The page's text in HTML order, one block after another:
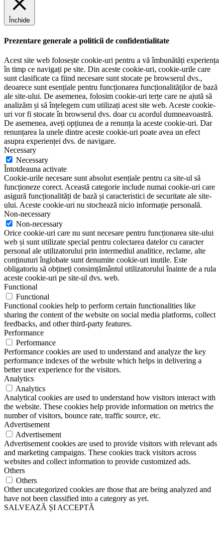
Închide
Prezentare generale a politicii de confidentialitate
Acest site web folosește cookie-uri pentru a vă îmbunătăți experiența
în timp ce navigați pe site. Din aceste cookie-uri, cookie-urile care
sunt clasificate ca fiind necesare sunt stocate pe browserul dvs.,
deoarece sunt esențiale pentru funcționarea funcționalităților de bază
ale site-ului. De asemenea, folosim cookie-uri terțe care ne ajută să
analizăm și să înțelegem cum utilizați acest site web. Aceste cookie-
uri vor fi stocate în browserul dvs. doar cu acordul dumneavoastră.
De asemenea, aveți opțiunea de a renunța la aceste cookie-uri. Dar
renunțarea la unele dintre aceste cookie-uri poate avea un efect
asupra experienței dvs. de navigare.
Necessary
Necessary
Întotdeauna activate
Cookie-urile necesare sunt absolut esențiale pentru ca site-ul să
funcționeze corect. Această categorie include numai cookie-uri care
asigură funcționalități de bază și caracteristici de securitate ale site-
ului. Aceste cookie-uri nu stochează nicio informație personală.
Non-necessary
Non-necessary
Orice cookie-uri care nu sunt necesare pentru funcționarea site-ului
web și sunt utilizate special pentru colectarea datelor cu caracter
personal ale utilizatorului prin intermediul analitice, reclame, alte
conținuturi înglobate sunt denumite cookie-uri inutile. Este
obligatoriu să obțineți consimțământul utilizatorului înainte de a rula
aceste cookie-uri pe site-ul dvs. web.
Functional
Functional
Functional cookies help to perform certain functionalities like
sharing the content of the website on social media platforms, collect
feedbacks, and other third-party features.
Performance
Performance
Performance cookies are used to understand and analyze the key
performance indexes of the website which helps in delivering a
better user experience for the visitors.
Analytics
Analytics
Analytical cookies are used to understand how visitors interact with
the website. These cookies help provide information on metrics the
number of visitors, bounce rate, traffic source, etc.
Advertisement
Advertisement
Advertisement cookies are used to provide visitors with relevant ads
and marketing campaigns. These cookies track visitors across
websites and collect information to provide customized ads.
Others
Others
Other uncategorized cookies are those that are being analyzed and
have not been classified into a category as yet.
SALVEAZĂ ȘI ACCEPTĂ